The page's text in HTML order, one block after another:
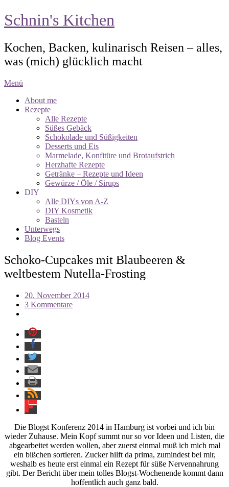
Schnin's Kitchen
Kochen, Backen, kulinarisch Reisen – alles,
was (mich) glücklich macht
Menü
About me
Rezepte
Alle Rezepte
Süßes Gebäck
Schokolade und Süßigkeiten
Desserts und Eis
Marmelade, Konfitüre und Brotaufstrich
Herzhafte Rezepte
Getränke – Rezepte und Ideen
Gewürze / Öle / Sirups
DIY
Alle DIYs von A-Z
DIY Kosmetik
Basteln
Unterwegs
Blog Events
Schoko-Cupcakes mit Blaubeeren &
weltbestem Nutella-Frosting
20. November 2014
3 Kommentare
Die Blogst Konferenz 2014 in Hamburg ist vorbei und ich bin
wieder Zuhause. Mein Kopf summt nur so vor Ideen und Listen, die
abgearbeitet werden wollen, aber zuerst einmal muß ich mich mal
ein bißchen sortieren. Zucker hilft da prima, zumindest bei mir,
weshalb es heute erst einmal ein Rezept für süße Nervennahrung
gibt. Der Bericht über mein tolles Blogst-Wochenende kommt dann
hoffentlich auch ganz bald.